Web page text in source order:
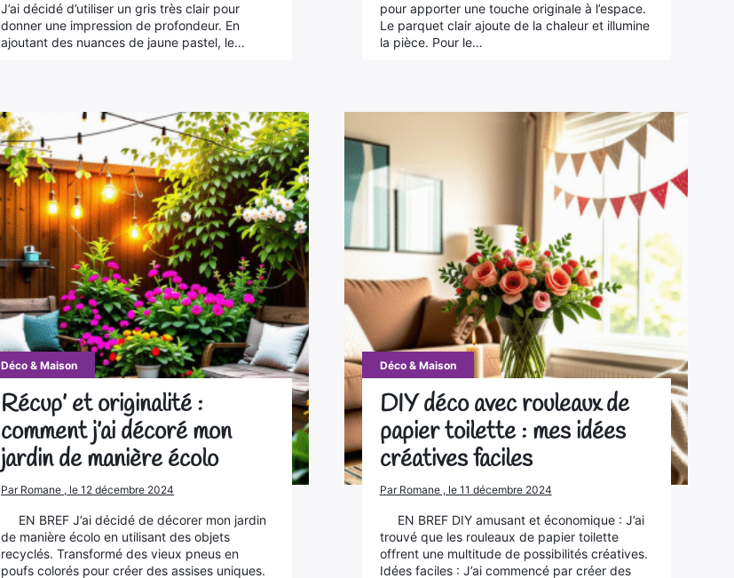
J’ai décidé d’utiliser un gris très clair pour
donner une impression de profondeur. En
ajoutant des nuances de jaune pastel, le…
pour apporter une touche originale à l’espace.
Le parquet clair ajoute de la chaleur et illumine
la pièce. Pour le…
Déco & Maison
Récup’ et originalité :
comment j’ai décoré mon
jardin de manière écolo
Par Romane , le 12 décembre 2024
EN BREF J’ai décidé de décorer mon jardin
de manière écolo en utilisant des objets
recyclés. Transformé des vieux pneus en
poufs colorés pour créer des assises uniques.
Déco & Maison
DIY déco avec rouleaux de
papier toilette : mes idées
créatives faciles
Par Romane , le 11 décembre 2024
EN BREF DIY amusant et économique : J’ai
trouvé que les rouleaux de papier toilette
offrent une multitude de possibilités créatives.
Idées faciles : J’ai commencé par créer des